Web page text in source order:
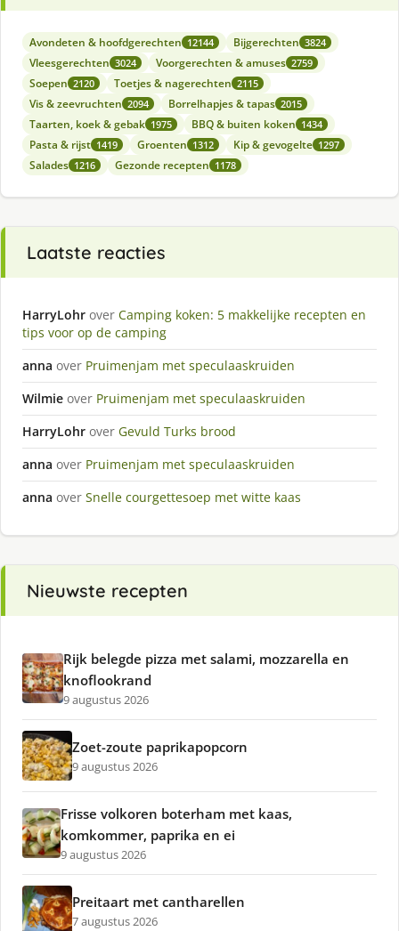
Avondeten & hoofdgerechten 12144 Bijgerechten 3824
Vleesgerechten 3024 Voorgerechten & amuses 2759
Soepen 2120 Toetjes & nagerechten 2115
Vis & zeevruchten 2094 Borrelhapjes & tapas 2015
Taarten, koek & gebak 1975 BBQ & buiten koken 1434
Pasta & rijst 1419 Groenten 1312 Kip & gevogelte 1297
Salades 1216 Gezonde recepten 1178
Laatste reacties
HarryLohr over Camping koken: 5 makkelijke recepten en
tips voor op de camping
anna over Pruimenjam met speculaaskruiden
Wilmie over Pruimenjam met speculaaskruiden
HarryLohr over Gevuld Turks brood
anna over Pruimenjam met speculaaskruiden
anna over Snelle courgettesoep met witte kaas
Nieuwste recepten
Rijk belegde pizza met salami, mozzarella en
knoflookrand
9 augustus 2026
Zoet-zoute paprikapopcorn
9 augustus 2026
Frisse volkoren boterham met kaas,
komkommer, paprika en ei
9 augustus 2026
Preitaart met cantharellen
7 augustus 2026